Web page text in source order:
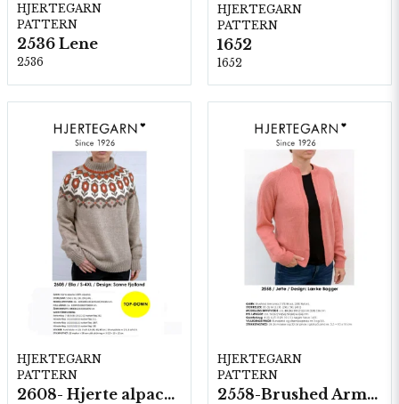
HJERTEGARN
PATTERN
2536 Lene
2536
HJERTEGARN
PATTERN
1652
1652
HJERTEGARN
PATTERN
2608- Hjerte alpacka
HJERTEGARN
PATTERN
2558-Brushed Armonia